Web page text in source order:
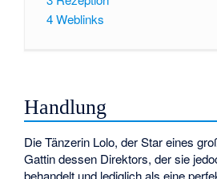
4Weblinks
Handlung
Die Tänzerin Lolo, der Star eines
Gattin dessen Direktors, der sie
behandelt und lediglich als eine